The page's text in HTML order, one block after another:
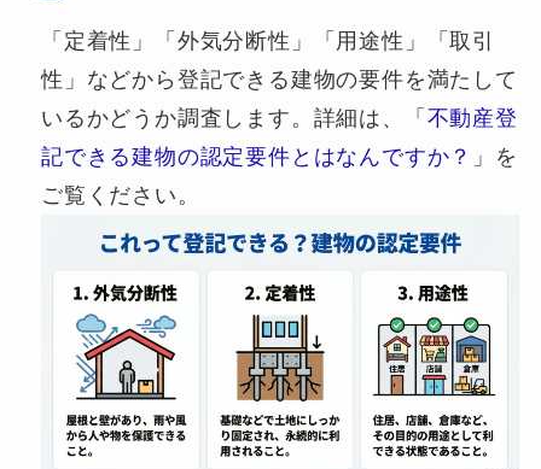
「定着性」「外気分断性」「用途性」「取引
性」などから登記できる建物の要件を満たして
いるかどうか調査します。詳細は、「 不動産登
記できる建物の認定要件とはなんですか？ 」を
ご覧ください。